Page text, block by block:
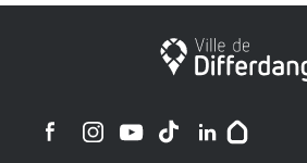
Ville de Differdange
Ville de Differdange sur Instagram